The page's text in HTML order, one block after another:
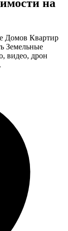
на
Домов Квартир
Земельные
видео, дрон